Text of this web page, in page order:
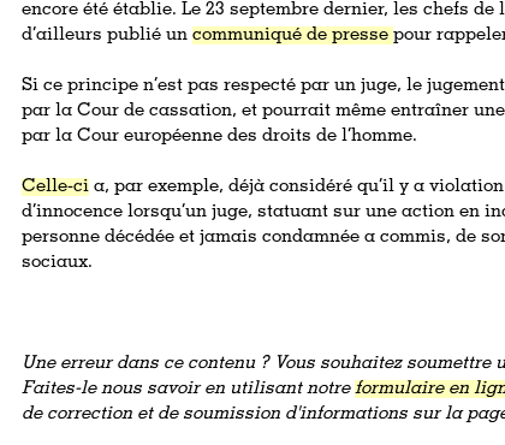
encore été établie. Le 23 septembre dernier, les chefs de
d’ailleurs publié uncommuniqué de pressepour
Si ce principe n’est pas respecté par un juge, le
par la Cour de cassation, et pourrait même entraîner
par la Cour européenne des droits de l’homme.
Celle-ci a, par exemple, déjà considéré qu’il y a
d’innocence lorsqu’un juge, statuant sur une action en
personne décédée et jamais condamnée a commis, de
sociaux.
Une erreur dans ce contenu ? Vous souhaitez soumettre
Faites-le nous savoir en utilisant notreformulaire en
de correction et de soumission d'informations sur la